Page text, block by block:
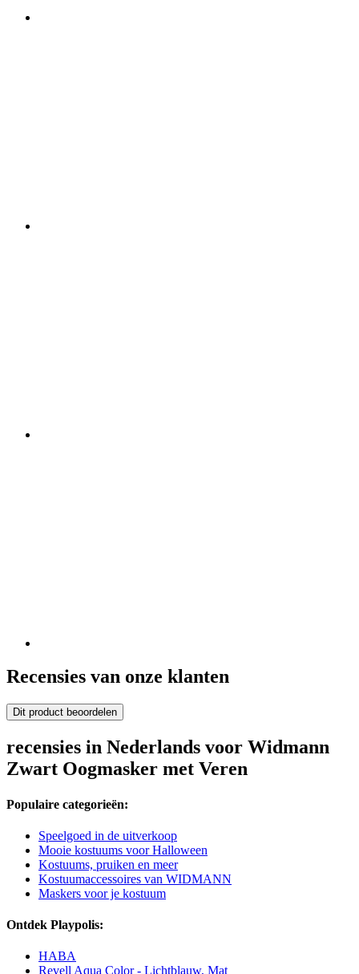
Recensies van onze klanten
Dit product beoordelen
recensies in Nederlands voor Widmann
Zwart Oogmasker met Veren
Populaire categorieën:
Speelgoed in de uitverkoop
Mooie kostuums voor Halloween
Kostuums, pruiken en meer
Kostuumaccessoires van WIDMANN
Maskers voor je kostuum
Ontdek Playpolis:
HABA
Revell Aqua Color - Lichtblauw, Mat